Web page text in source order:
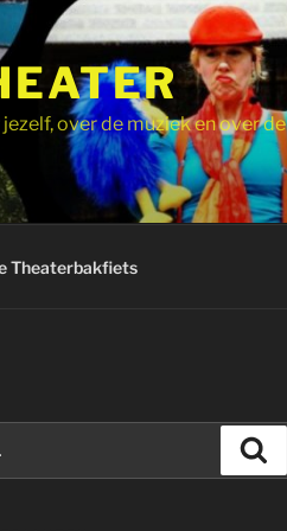
over de muziek en over de
Theaterbakfiets